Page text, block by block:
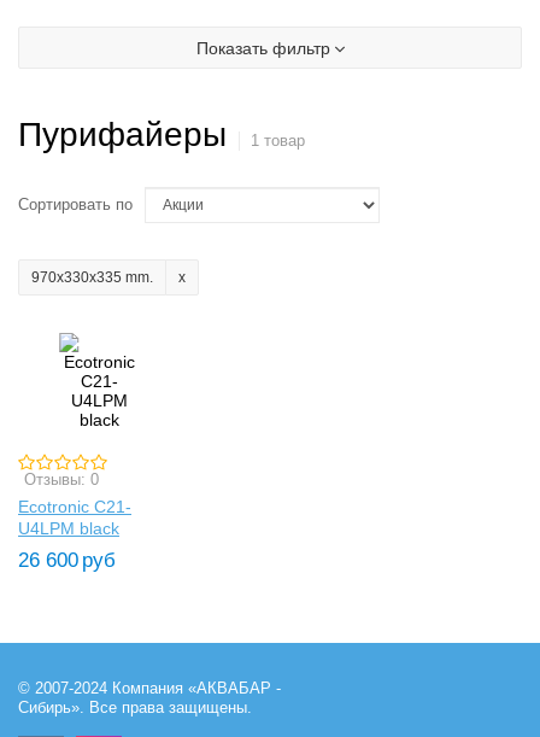
Показать фильтр
Пурифайеры 1 товар
Сортировать по
970x330x335 mm.
Отзывы: 0
Ecotronic C21-
U4LPM black
26 600 руб
© 2007-2024 Компания «АКВАБАР -
Сибирь». Все права защищены.